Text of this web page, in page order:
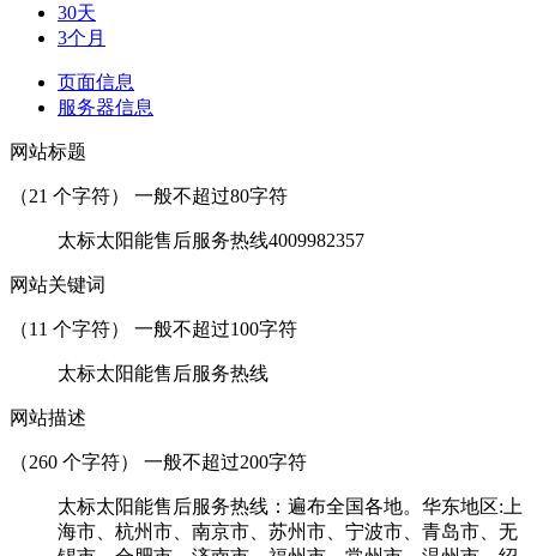
30天
3个月
页面信息
服务器信息
网站标题
（21 个字符） 一般不超过80字符
太标太阳能售后服务热线4009982357
网站关键词
（11 个字符） 一般不超过100字符
太标太阳能售后服务热线
网站描述
（260 个字符） 一般不超过200字符
太标太阳能售后服务热线：遍布全国各地。华东地区:上
海市、杭州市、南京市、苏州市、宁波市、青岛市、无